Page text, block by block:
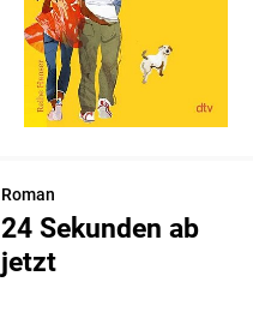
Roman
24 Sekunden ab
jetzt